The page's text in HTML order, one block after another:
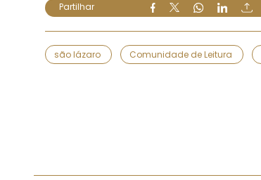
Partilhar
são lázaro Comunidade de Leitura